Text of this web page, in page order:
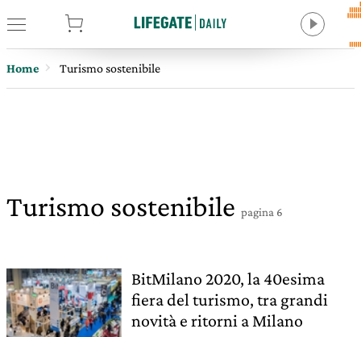
Home Turismo sostenibile
Turismo sostenibile pagina 6
BitMilano 2020, la 40esima
fiera del turismo, tra grandi
novità e ritorni a Milano